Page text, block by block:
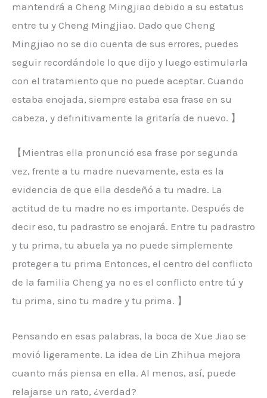
mantendrá a Cheng Mingjiao debido a su estatus
entre tu y Cheng Mingjiao. Dado que Cheng
Mingjiao no se dio cuenta de sus errores, puedes
seguir recordándole lo que dijo y luego estimularla
con el tratamiento que no puede aceptar. Cuando
estaba enojada, siempre estaba esa frase en su
cabeza, y definitivamente la gritaría de nuevo. 】
【Mientras ella pronunció esa frase por segunda
vez, frente a tu madre nuevamente, esta es la
evidencia de que ella desdeñó a tu madre. La
actitud de tu madre no es importante. Después de
decir eso, tu padrastro se enojará. Entre tu padrastro
y tu prima, tu abuela ya no puede simplemente
proteger a tu prima Entonces, el centro del conflicto
de la familia Cheng ya no es el conflicto entre tú y
tu prima, sino tu madre y tu prima. 】
Pensando en esas palabras, la boca de Xue Jiao se
movió ligeramente. La idea de Lin Zhihua mejora
cuanto más piensa en ella. Al menos, así, puede
relajarse un rato, ¿verdad?